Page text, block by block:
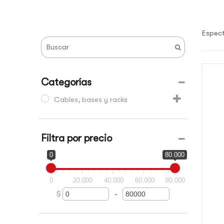
Categorías
Cables, bases y racks
Filtra por precio
0 80.000
0 20.000 40.000 60.000 80.000
$
Minimum Price
-
Maximum Price